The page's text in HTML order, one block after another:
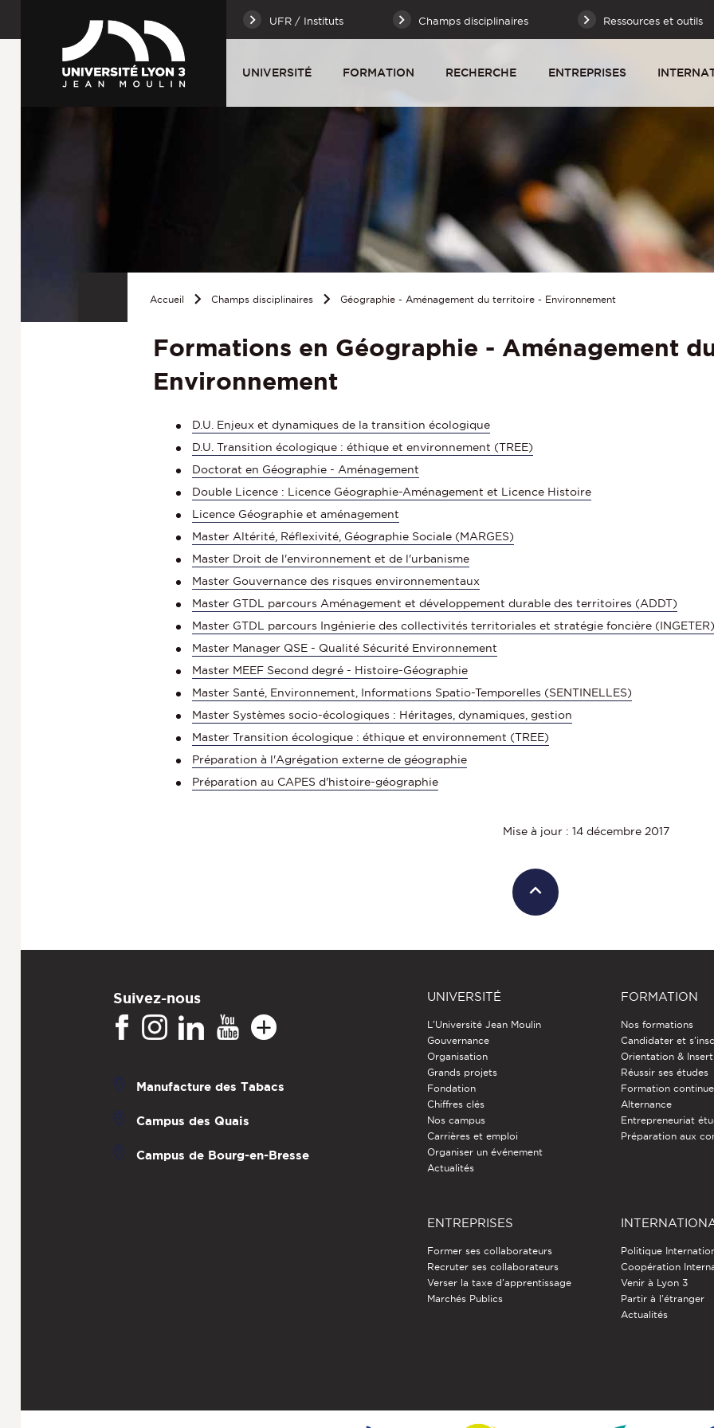
UFR / Instituts Champs disciplinaires Ressources et outils
UNIVERSITÉ FORMATION RECHERCHE ENTREPRISES
Accueil Champs disciplinaires Géographie - Aménagement du territoire - Environnement
Formations en Géographie - Aménagement
Environnement
D.U. Enjeux et dynamiques de la transition écologique
D.U. Transition écologique : éthique et environnement (TREE)
Doctorat en Géographie - Aménagement
Double Licence : Licence Géographie-Aménagement et Licence Histoire
Licence Géographie et aménagement
Master Altérité, Réflexivité, Géographie Sociale (MARGES)
Master Droit de l'environnement et de l'urbanisme
Master Gouvernance des risques environnementaux
Master GTDL parcours Aménagement et développement durable des territoires (ADDT)
Master GTDL parcours Ingénierie des collectivités territoriales et stratégie foncière (INGETER)
Master Manager QSE - Qualité Sécurité Environnement
Master MEEF Second degré - Histoire-Géographie
Master Santé, Environnement, Informations Spatio-Temporelles (SENTINELLES)
Master Systèmes socio-écologiques : Héritages, dynamiques, gestion
Master Transition écologique : éthique et environnement (TREE)
Préparation à l'Agrégation externe de géographie
Préparation au CAPES d'histoire-géographie
Mise à jour : 14 décembre 2017
Suivez-nous
Manufacture des Tabacs
Campus des Quais
Campus de Bourg-en-Bresse
UNIVERSITÉ
L'Université Jean Moulin
Gouvernance
Organisation
Grands projets
Fondation
Chiffres clés
Nos campus
Carrières et emploi
Organiser un événement
Actualités
FORMATION
Nos formations
Candidater et
Orientation &
Réussir ses études
Formation continue
Alternance
Entrepreneuriat
Préparation aux
ENTREPRISES
Former ses collaborateurs
Recruter ses collaborateurs
Verser la taxe d'apprentissage
Marchés Publics
Politique
Coopération
Venir à Lyon 3
Partir à l'étranger
Actualités